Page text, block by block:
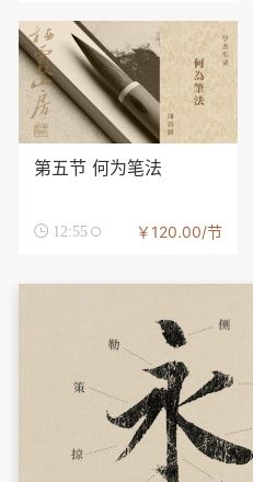
第五节 何为笔法
 12:55 ￥120.00/节